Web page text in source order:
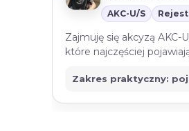
AKC-U/S
Zajmuję się akcyzą
które najczęściej
Zakres praktyczny: